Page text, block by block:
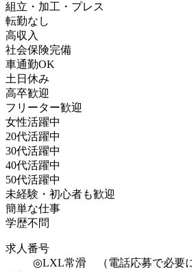
組立・加工・プレス
転勤なし
高収入
社会保険完備
車通勤OK
土日休み
高卒歓迎
フリーター歓迎
女性活躍中
20代活躍中
30代活躍中
40代活躍中
50代活躍中
未経験・初心者も歓迎
簡単な仕事
学歴不問
求人番号
◎LXL常滑 （電話応募で必要に